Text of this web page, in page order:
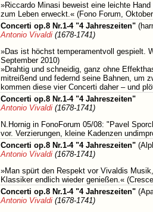
»Riccardo Minasi beweist eine leichte
zum Leben erweckt.« (Fono Forum,
Concerti op.8 Nr.1-4 "4 Jahreszeiten"
Antonio Vivaldi (1678-1741)
»Das ist höchst temperamentvoll gespielt.
September 2010)
»Drahtig und schneidig, ganz ohne
mitreißend und federnd seine Bahnen, um
kommen diese vier Concerti daher – und
Concerti op.8 Nr.1-4 "4 Jahreszeiten"
Antonio Vivaldi (1678-1741)
N.Hornig in FonoForum 05/08: "Pavel
vor. Verzierungen, kleine Kadenzen
Concerti op.8 Nr.1-4 "4 Jahreszeiten"
Antonio Vivaldi (1678-1741)
»Man spürt den Respekt vor Vivaldis
Klassiker endlich wieder genießen.«
Concerti op.8 Nr.1-4 "4 Jahreszeiten"
Antonio Vivaldi (1678-1741)